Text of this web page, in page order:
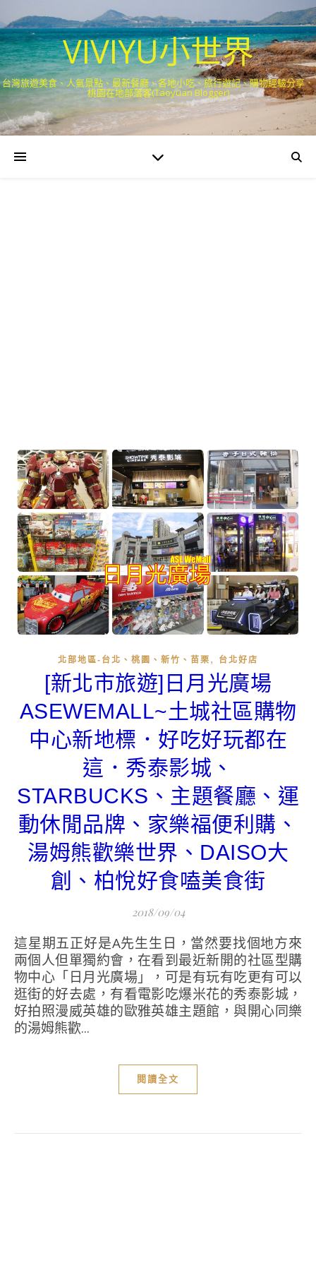
VIVIYU小世界
台灣旅遊美食、人氣景點、最新餐廳、各地小吃、旅行遊記、購物經驗分享．
桃園在地部落客(Taoyuan Blogger)
北部地區-台北、桃園、新竹、苗栗 , 台北好店
[新北市旅遊]日月光廣場
ASEWEMALL~土城社區購物
中心新地標．好吃好玩都在
這．秀泰影城、
STARBUCKS、主題餐廳、運
動休閒品牌、家樂福便利購、
湯姆熊歡樂世界、DAISO大
創、柏悅好食嗑美食街
2018/09/04
這星期五正好是A先生生日，當然要找個地方來
兩個人但單獨約會，在看到最近新開的社區型購
物中心「日月光廣場」，可是有玩有吃更有可以
逛街的好去處，有看電影吃爆米花的秀泰影城，
好拍照漫威英雄的歐雅英雄主題館，與開心同樂
的湯姆熊歡...
閱讀全文